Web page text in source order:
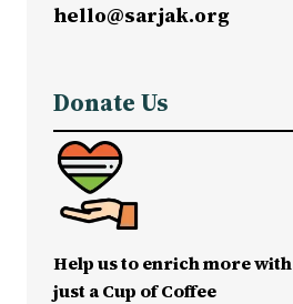
hello@sarjak.org
Donate Us
Help us to enrich more with
just a Cup of Coffee